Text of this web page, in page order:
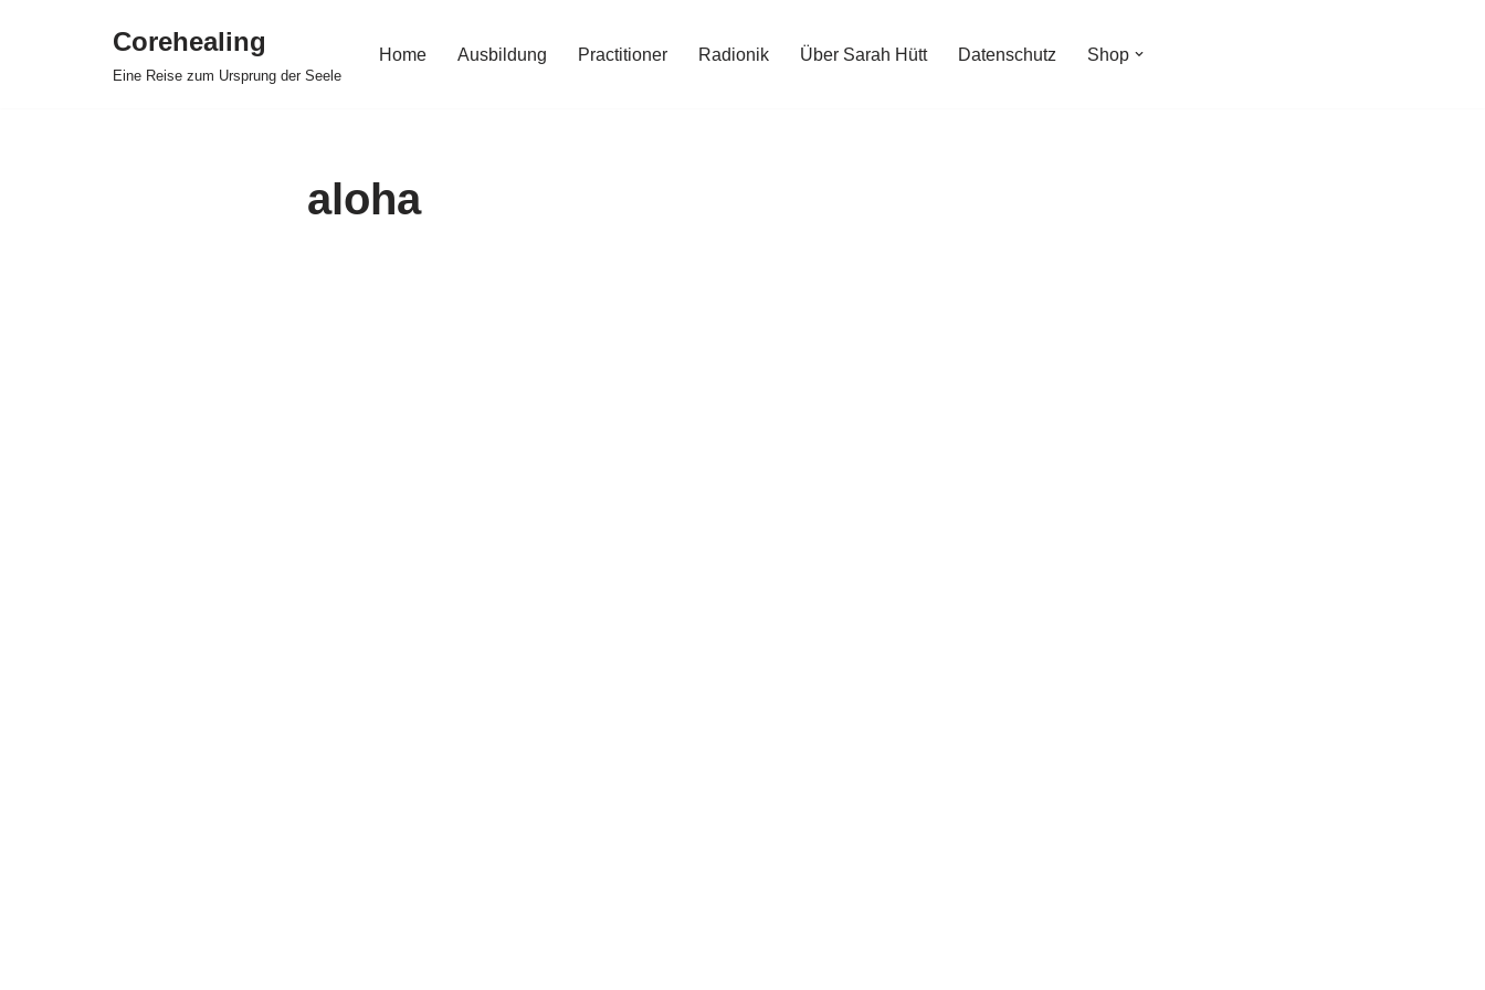
Corehealing
Eine Reise zum Ursprung der Seele
Home Ausbildung Practitioner Radionik Über Sarah Hütt Datenschutz Shop
aloha